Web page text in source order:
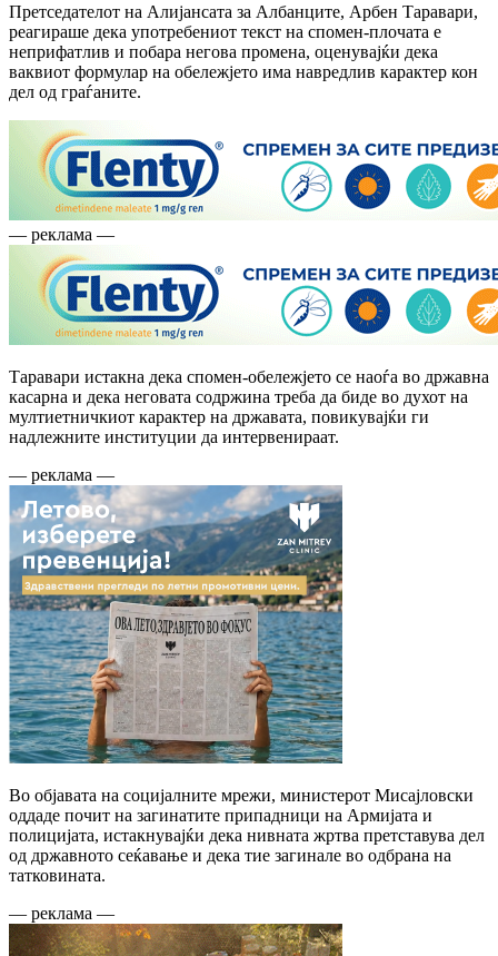
Претседателот на Алијансата за Албанците, Арбен Таравари,
реагираше дека употребениот текст на спомен-плочата е
неприфатлив и побара негова промена, оценувајќи дека
ваквиот формулар на обележјето има навредлив карактер кон
дел од граѓаните.
— реклама —
Таравари истакна дека спомен-обележјето се наоѓа во државна
касарна и дека неговата содржина треба да биде во духот на
мултиетничкиот карактер на државата, повикувајќи ги
надлежните институции да интервенираат.
— реклама —
Во објавата на социјалните мрежи, министерот Мисајловски
оддаде почит на загинатите припадници на Армијата и
полицијата, истакнувајќи дека нивната жртва претставува дел
од државното сеќавање и дека тие загинале во одбрана на
татковината.
— реклама —